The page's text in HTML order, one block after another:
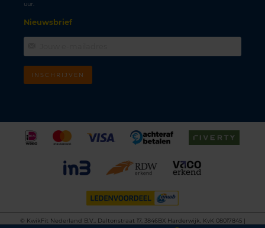
uur.
Nieuwsbrief
INSCHRIJVEN
©
KwikFit Nederland B.V., Daltonstraat 17, 3846BX Harderwijk, KvK 08017845 |